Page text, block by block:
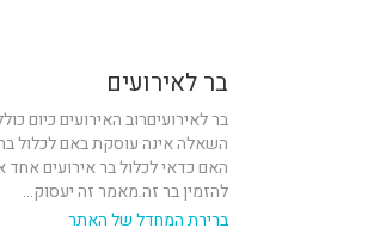
בר לאירועים
בר לאירועיםרוב האירועים כיום
השאלה אינה עוסקת באם לכלול
האם כדאי לכלול בר אירועים אחד
להזמין בר זה.מאמר זה יעסוק...
ברירת המחדל של האתר